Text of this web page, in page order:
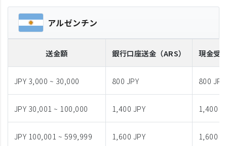
アルゼンチン
送金額 銀行口座送金 （ARS） 現金受
JPY 3,000 ~ 30,000 800 JPY 800 JPY
JPY 30,001 ~ 100,000 1,400 JPY 1,400
JPY 100,001 ~ 599,999 1,600 JPY 1,600